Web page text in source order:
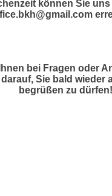
können Sie
bei Fragen oder
Sie bald wieder
begrüßen zu dürfen!